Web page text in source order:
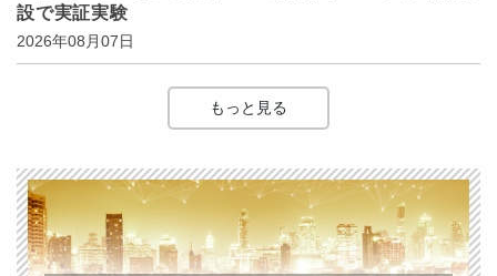
設で実証実験
2026年08月07日
もっと見る